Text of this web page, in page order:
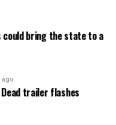
could bring the state to a
ago
Dead trailer flashes